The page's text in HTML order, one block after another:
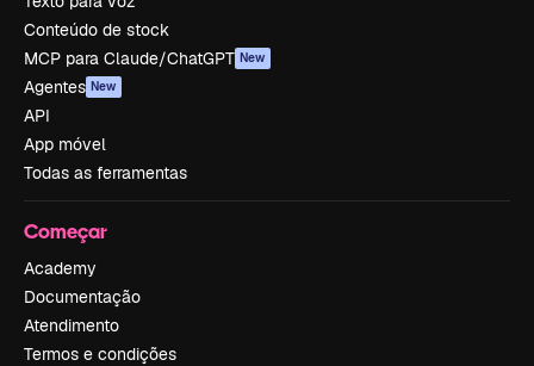
Conteúdo de stock
MCP para Claude/ChatGPT New
Agentes New
API
App móvel
Todas as ferramentas
Começar
Academy
Documentação
Atendimento
Termos e condições